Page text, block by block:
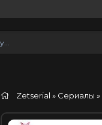
Zetserial » Сериалы »